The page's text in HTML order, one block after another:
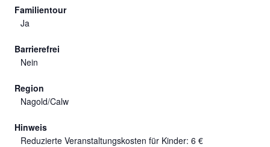
Familientour
Ja
Barrierefrei
Nein
Region
Nagold/Calw
Hinweis
Reduzierte Veranstaltungskosten für Kinder: 6 €